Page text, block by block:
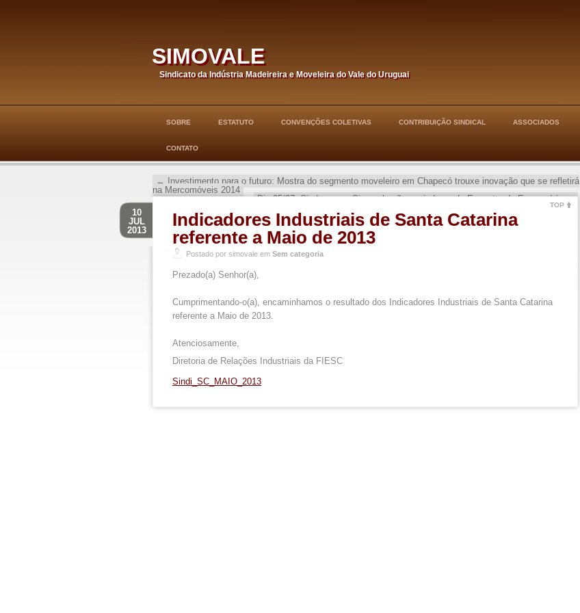
simovale
Sindicato da Indústria Madeireira e Moveleira do Vale do Uruguai
SOBRE ESTATUTO CONVENÇÕES COLETIVAS CONTRIBUIÇÃO SINDICAL ASSOCIADOS
CONTATO
← Investimento para o futuro: Mostra do segmento moveleiro em Chapecó trouxe inovação que se refletirá
na Mercomóveis 2014
Dia 25/07: Sinduscon e Simovale são apoiadores do Encontro do Empresário→
TOP
Indicadores Industriais de Santa Catarina
referente a Maio de 2013
10
JUL
2013
Postado por simovale em Sem categoria
Prezado(a) Senhor(a),
Cumprimentando-o(a), encaminhamos o resultado dos Indicadores Industriais de Santa Catarina
referente a Maio de 2013.
Atenciosamente,
Diretoria de Relações Industriais da FIESC
Sindi_SC_MAIO_2013